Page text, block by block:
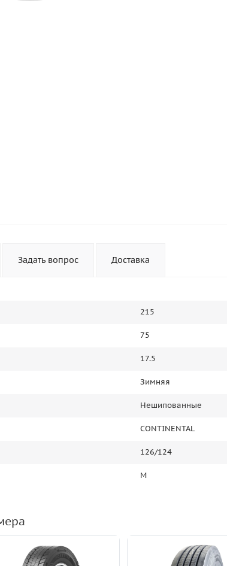
Задать вопрос Доставка
215
75
17.5
Зимняя
Нешипованные
CONTINENTAL
126/124
M